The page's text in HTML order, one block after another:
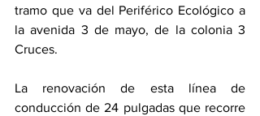
tramo que va del Periférico Ecológico a
la avenida 3 de mayo, de la colonia 3
Cruces.
La renovación de esta línea de
conducción de 24 pulgadas que recorre